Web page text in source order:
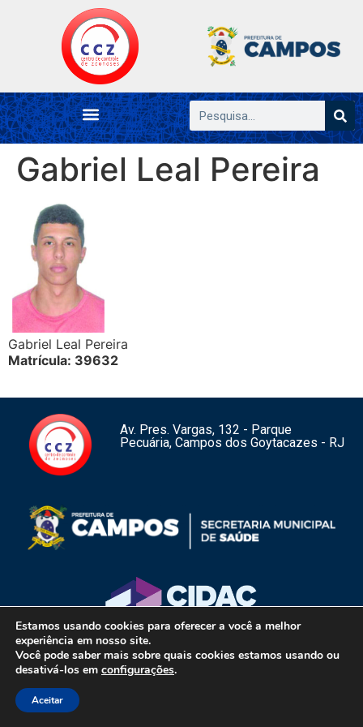
Gabriel Leal Pereira
Gabriel Leal Pereira
Matrícula: 39632
Av. Pres. Vargas, 132 - Parque
Pecuária, Campos dos Goytacazes - RJ
Centro de Controle de Zoonoses de Campos dos Goytacazes – RJ –
Copyright 2026 – Todos os direitos reservados.
Estamos usando cookies para oferecer a você a melhor
experiência em nosso site.
Você pode saber mais sobre quais cookies estamos usando ou
desativá-los em configurações.
Aceitar
1